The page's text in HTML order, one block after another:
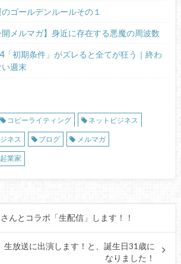
ゴールデンルールその１
開メルマガ】身近に存在する悪魔の周波数
「初期条件」がズレると全てが狂う｜終わ
い週末
コピーライティング ネットビジネス
ネス ブログ メルマガ
起業家
んとコラボ「生配信」します！！
生放送に出演します！と、誕生日31歳に
なりました！